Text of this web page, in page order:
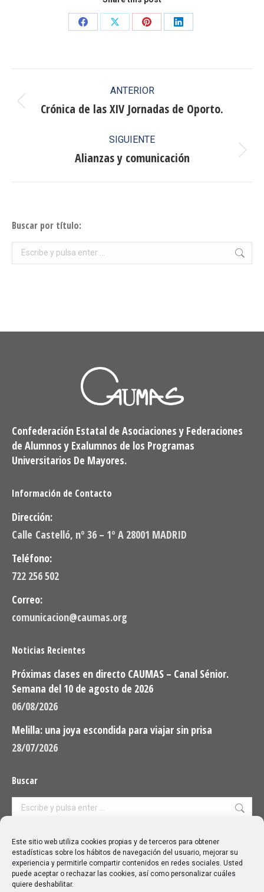
Este sitio web utiliza cookies propias y de terceros para obtener
estadísticas sobre los hábitos de navegación del usuario, mejorar su
experiencia y permitirle compartir contenidos en redes sociales. Usted
puede aceptar o rechazar las cookies, así como personalizar cuáles
quiere deshabilitar.
Share
Share
Share
Share
entre
publicaciones
ANTERIOR
Publicación
Crónica de las XIV Jornadas de Oporto.
SIGUIENTE
Publicación
Alianzas y comunicación
Buscar por título:
Buscar:
Confederación Estatal de Asociaciones y Federaciones
de Alumnos y Exalumnos de los Programas
Universitarios De Mayores.
Información de Contacto
Dirección:
Calle Castelló, nº 36 – 1º A 28001 MADRID
Teléfono:
722 256 502
Correo:
comunicacion@caumas.org
Noticias Recientes
Próximas clases en directo CAUMAS – Canal Sénior.
Semana del 10 de agosto de 2026
06/08/2026
Melilla: una joya escondida para viajar sin prisa
28/07/2026
Buscar
Buscar:
Aviso Legal|Política de privacidad|Política de cookies